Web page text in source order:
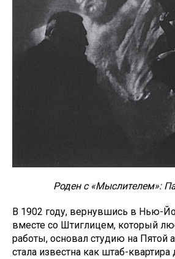
Роден с «Мыслителем»:
В 1902 году, вернувшись в Нью-
вместе со Штиглицем, который
работы, основал студию на Пятой
стала известна как штаб-